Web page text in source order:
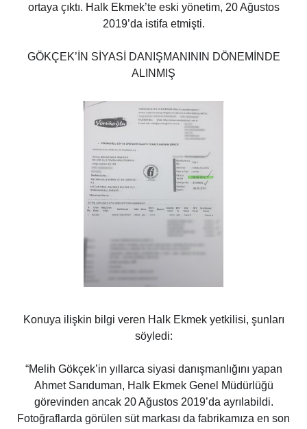
ortaya çıktı. Halk Ekmek’te eski yönetim, 20 Ağustos
2019’da istifa etmişti.
GÖKÇEK’İN SİYASİ DANIŞMANININ DÖNEMİNDE
ALINMIŞ
Konuya ilişkin bilgi veren Halk Ekmek yetkilisi, şunları
söyledi:
“Melih Gökçek’in yıllarca siyasi danışmanlığını yapan
Ahmet Sarıduman, Halk Ekmek Genel Müdürlüğü
görevinden ancak 20 Ağustos 2019’da ayrılabildi.
Fotoğraflarda görülen süt markası da fabrikamıza en son